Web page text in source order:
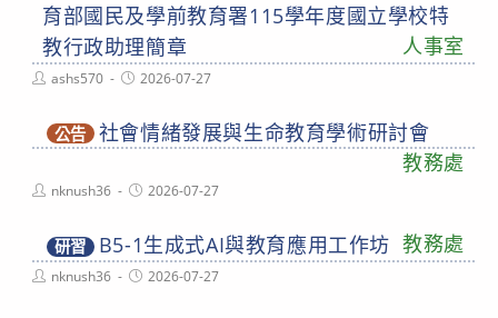
育部國民及學前教育署115學年度國立學校特
教行政助理簡章
人事室
Postashs570
Post2026-07-27
公告 社會情緒發展與生命教育學術研討會
教務處
Postnknush36
Post2026-07-27
研習 B5-1生成式AI與教育應用工作坊 教務處
Postnknush36
Post2026-07-27